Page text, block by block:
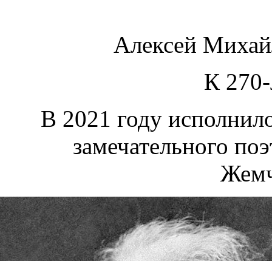
Алексей
К
В 2021 году
замечательного